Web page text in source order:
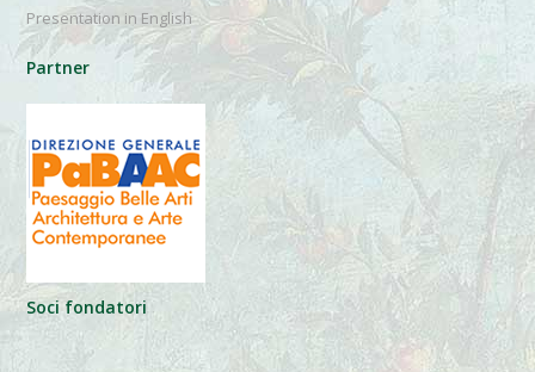
Presentation in English
Partner
Soci fondatori